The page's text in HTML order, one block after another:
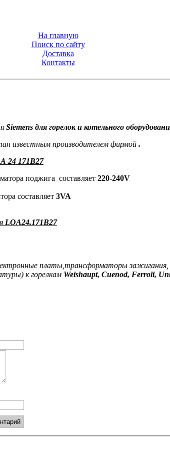
На главную
Поиск по сайту
Доставка
Контакты
Siemens для горелок и котельного
известным производителем фирмой .
24 171B27
поджига составляет 220-240V
составляет 3VA
LOA24.171B27
платы,трансформаторы зажигания,
к горелкам Weishaupt, Cuenod, Ferroli,